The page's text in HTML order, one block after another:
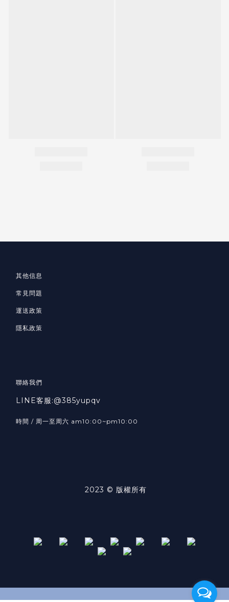
其他信息
常見問題
運送政策
隱私政策
聯絡我們
LINE客服:@385yupqv
時間 / 周一至周六 am10:00~pm10:00
2023 © 版權所有